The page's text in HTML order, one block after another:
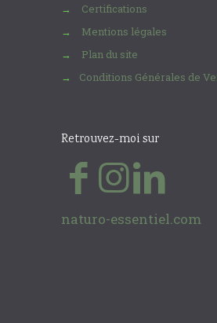
→ Certifications
→ Mentions légales
→ Plan du site
→ Conditions Générales de
Retrouvez-moi sur
naturo-essentiel.com